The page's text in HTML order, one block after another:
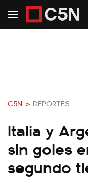
C5N > DEPORTES
Italia y
sin goles
segundo